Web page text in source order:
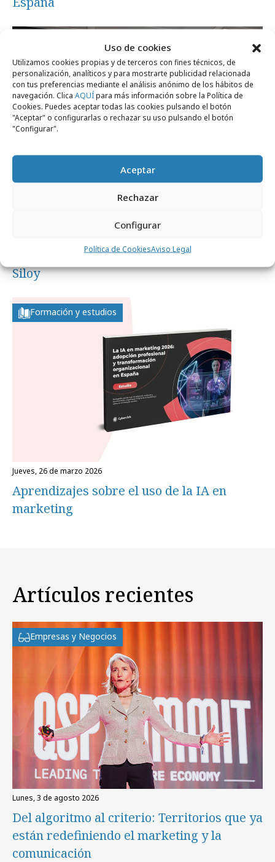
Uso de cookies
Utilizamos cookies propias y de terceros con fines técnicos, de
personalización, analíticos y para mostrarte publicidad relacionada
con tus preferencias mediante el análisis anónimo de los hábitos de
navegación. Clica AQUÍpara más información sobre la Política de
Cookies. Puedes aceptar todas las cookies pulsando el botón
"Aceptar" o configurarlas o rechazar su uso pulsando el botón
"Configurar".
Aceptar
Rechazar
Configurar
Política de CookiesAviso Legal
Cyberclick se integra en el grupo europeo
Siloy
Formación y estudios
jueves, 26 de marzo 2026
Aprendizajes sobre el uso de la IA en
marketing
Artículos recientes
Empresas y Negocios
lunes, 3 de agosto 2026
Del algoritmo al criterio: Territorios que ya
están redefiniendo el marketing y la
comunicación